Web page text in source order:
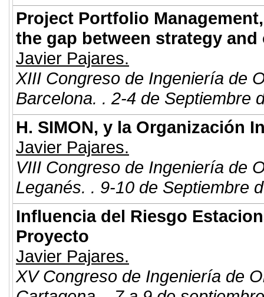
Project Portfolio
the gap between strategy and
Javier Pajares.
XIII Congreso de Ingeniería de
Barcelona. . 2-4 de Septiembre
H. SIMON, y la Organización
Javier Pajares.
VIII Congreso de Ingeniería de
Leganés. . 9-10 de Septiembre
Influencia del Riesgo
Proyecto
Javier Pajares.
XV Congreso de Ingeniería de